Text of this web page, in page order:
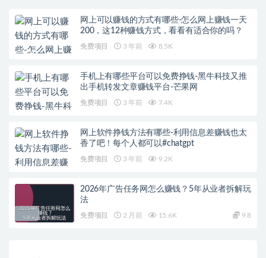
网上可以赚钱的方式有哪些-怎么网上赚钱一天
200，这12种赚钱方式，看看有适合你的吗？
免费项目 3 年前 8.5K
手机上有哪些平台可以免费挣钱-黑牛科技又推
出手机转发文章赚钱平台-芒果网
免费项目 3 年前 7.4K
网上软件挣钱方法有哪些-利用信息差赚钱也太
香了吧！每个人都可以#chatgpt
免费项目 3 年前 9.2K
2026年广告任务网怎么赚钱？5年从业者拆解玩
法
免费项目 2 月前 15.6K 9.8